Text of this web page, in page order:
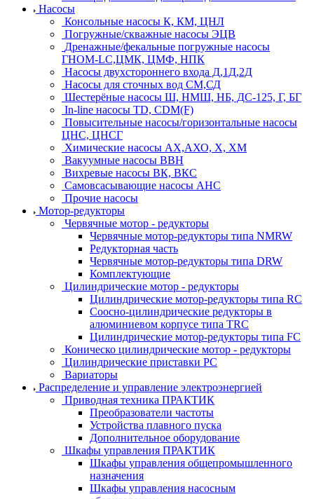
Насосы
Консольные насосы К, КМ, ЦНЛ
Погружные/скважные насосы ЭЦВ
Дренажные/фекальные погружные насосы
ГНОМ-LC,ЦМК, ЦМФ, НПК
Насосы двухстороннего входа Д,1Д,2Д
Насосы для сточных вод СМ,СД
Шестерёные насосы Ш, НМШ, НБ, ДС-125, Г, БГ
In-line насосы TD, CDM(F)
Повысительные насосы/горизонтальные насосы
ЦНС, ЦНСГ
Химические насосы АХ,АХО, Х, ХМ
Вакуумные насосы ВВН
Вихревые насосы ВК, ВКС
Самовсасывающие насосы АНС
Прочие насосы
Мотор-редукторы
Червячные мотор - редукторы
Червячные мотор-редукторы типа NMRW
Редукторная часть
Червячные мотор-редукторы типа DRW
Комплектующие
Цилиндрические мотор - редукторы
Цилиндрические мотор-редукторы типа RC
Соосно-цилиндрические редукторы в
алюминиевом корпусе типа TRC
Цилиндрические мотор-редукторы типа FC
Коническо цилиндрические мотор - редукторы
Цилиндрические приставки PC
Вариаторы
Распределение и управление электроэнергией
Приводная техника ПРАКТИК
Преобразователи частоты
Устройства плавного пуска
Дополнительное оборудование
Шкафы управления ПРАКТИК
Шкафы управления общепромышленного
назначения
Шкафы управления насосным